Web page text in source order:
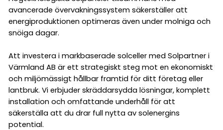
avancerade övervakningssystem säkerställer att
energiproduktionen optimeras även under molniga och
snöiga dagar.
Att investera i markbaserade solceller med Solpartner i
Värmland AB är ett strategiskt steg mot en ekonomiskt
och miljömässigt hållbar framtid för ditt företag eller
lantbruk. Vi erbjuder skräddarsydda lösningar, komplett
installation och omfattande underhåll för att
säkerställa att du drar full nytta av solenergins
potential.